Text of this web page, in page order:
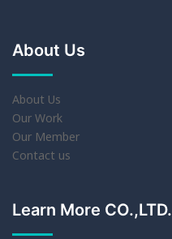
About Us
About Us
Our Work
Our Member
Contact us
Learn More CO.,LTD.